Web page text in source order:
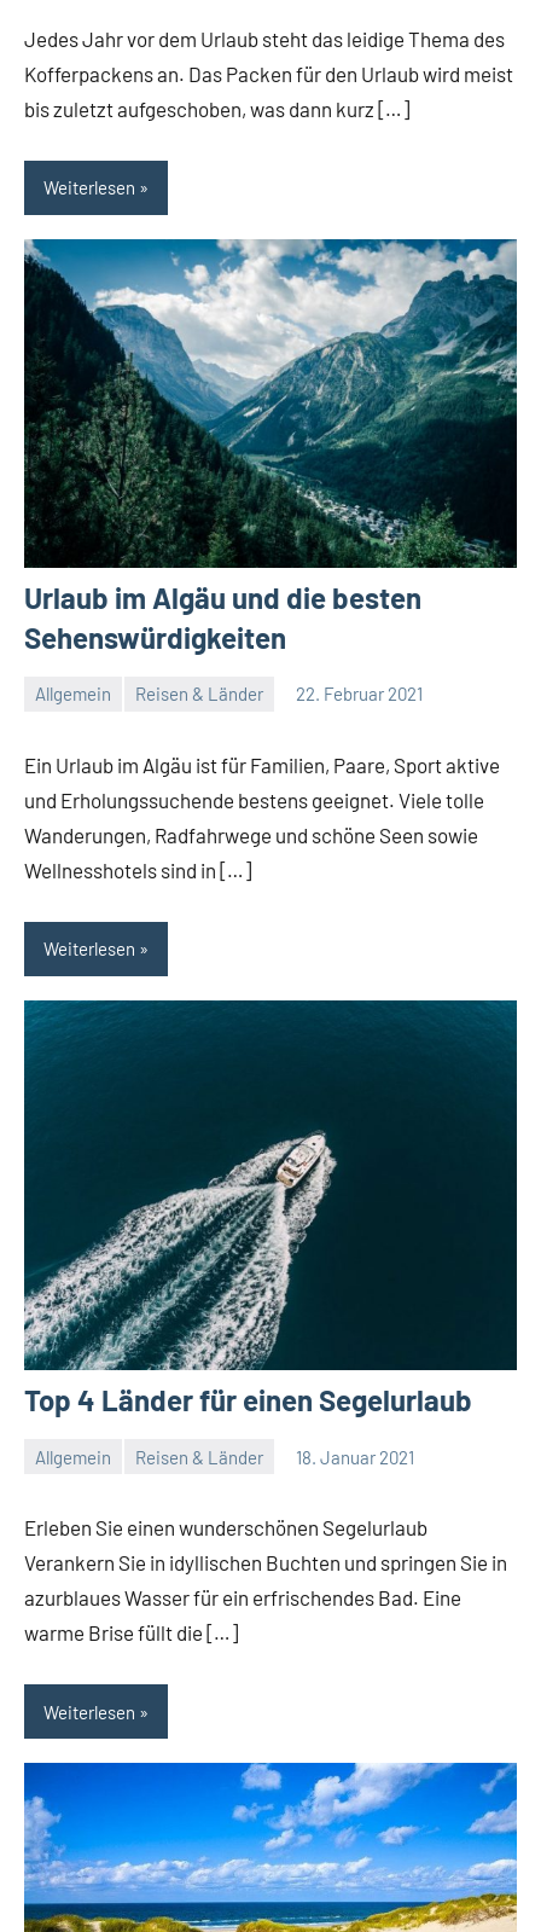
Jedes Jahr vor dem Urlaub steht das leidige Thema des
Kofferpackens an. Das Packen für den Urlaub wird meist
bis zuletzt aufgeschoben, was dann kurz […]
Weiterlesen
Urlaub im Algäu und die besten
Sehenswürdigkeiten
Allgemein Reisen & Länder 22. Februar 2021
Redaktion
Keine
Ein Urlaub im Algäu ist für Familien, Paare, Sport aktive
und Erholungssuchende bestens geeignet. Viele tolle
Wanderungen, Radfahrwege und schöne Seen sowie
Wellnesshotels sind in […]
Weiterlesen
Top 4 Länder für einen Segelurlaub
Allgemein Reisen & Länder 18. Januar 2021
Redaktion
Keine
Erleben Sie einen wunderschönen Segelurlaub
Verankern Sie in idyllischen Buchten und springen Sie in
azurblaues Wasser für ein erfrischendes Bad. Eine
warme Brise füllt die […]
Weiterlesen